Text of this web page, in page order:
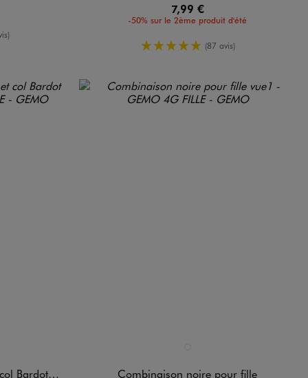
7,99 €
-50% sur le 2ème produit d'été
5/5 de moyenne
(87 avis)
fille Combinaison noire pour fille